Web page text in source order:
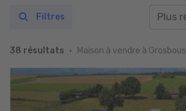
38 résultats Maison à vendre à Grosbous
Filtres